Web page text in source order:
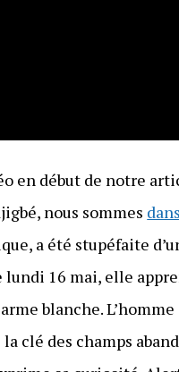
en début de notre
nous sommes
a été stupéfaite
16 mai, elle
blanche.
clé des champs